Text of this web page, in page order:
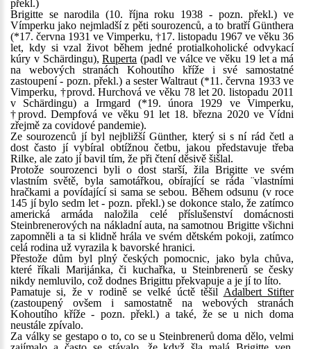
překl.)
Brigitte se narodila (10. října roku 1938 - pozn. překl.) ve
Vímperku jako nejmladší z pěti sourozenců, a to bratří Günthera
(*17. června 1931 ve Vimperku, †17. listopadu 1967 ve věku 36
let, kdy si vzal život během jedné protialkoholické odvykací
kúry v Schärdingu),Ruperta (padl ve válce ve věku 19 let a má
na webových stranách Kohoutího kříže i své samostatné
zastoupení - pozn. překl.) a sester Waltraut (*11. června 1933 ve
Vimperku, †provd. Hurchová ve věku 78 let 20. listopadu 2011
v Schärdingu) a Irmgard (*19. února 1929 ve Vimperku,
†provd. Dempfová ve věku 91 let 18. března 2020 ve Vídni
zřejmě za covidové pandemie).
Ze sourozenců jí byl nejbližší Günther, který si s ní rád četl a
dost často jí vybíral obtížnou četbu, jakou představuje třeba
Rilke, ale zato jí bavil tím, že při čtení děsivě šišlal.
Protože sourozenci byli o dost starší, žila Brigitte ve svém
vlastním světě, byla samotářkou, obírající se ráda ¨vlastními
hračkami a povídající si sama se sebou. Během odsunu (v roce
145 jí bylo sedm let - pozn. překl.) se dokonce stalo, že zatímco
americká armáda naložila celé příslušenství domácnosti
Steinbrenerových na nákladní auta, na samotnou Brigitte všichni
zapomněli a ta si klidně hrála ve svém dětském pokoji, zatímco
celá rodina už vyrazila k bavorské hranici.
Přestože dům byl plný českých pomocnic, jako byla chůva,
které říkali Marijánka, či kuchařka, u Steinbrenerů se česky
nikdy nemluvilo, což dodnes Brigittu překvapuje a je jí to líto.
Pamatuje si, že v rodině se velké úctě těšil Adalbert Stifter
(zastoupený ovšem i samostatně na webových stranách
Kohoutího kříže - pozn. překl.) a také, že se u nich doma
neustále zpívalo.
Za války se gestapo o to, co se u Steinbrenerů doma dělo, velmi